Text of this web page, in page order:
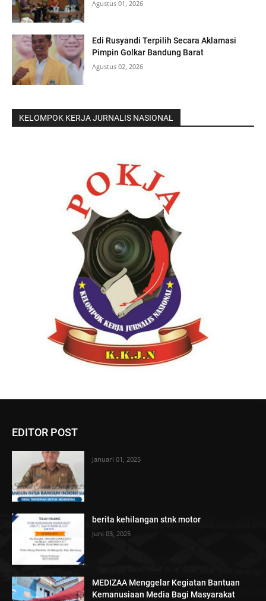
Agustus 01, 2026
Edi Rusyandi Terpilih Secara Aklamasi
Pimpin Golkar Bandung Barat
Agustus 02, 2026
KELOMPOK KERJA JURNALIS NASIONAL
EDITOR POST
Januari 01, 2025
berita kehilangan stnk motor
Juni 03, 2025
MEDIZAA Menggelar Kegiatan Bantuan
Kemanusiaan Media Bagi Masyarakat